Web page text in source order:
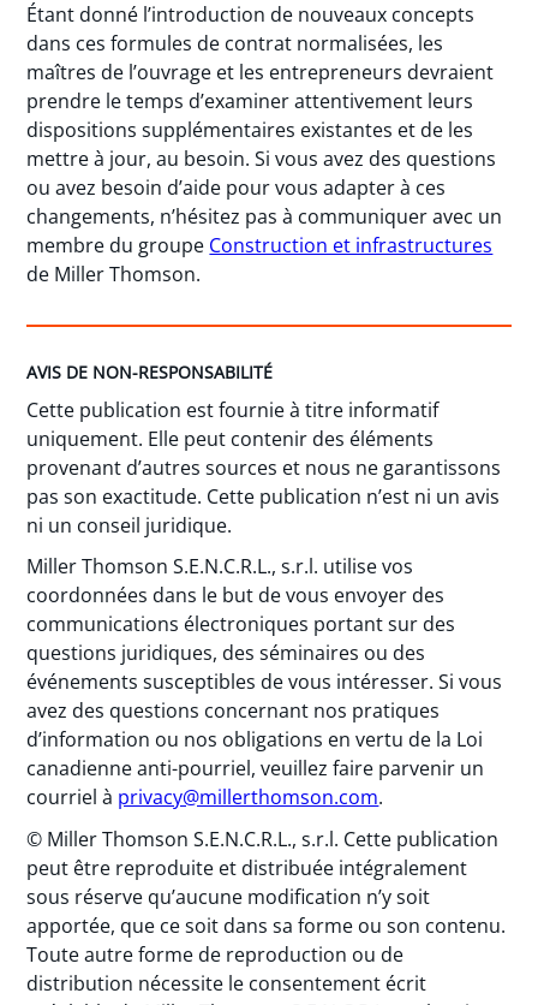
Étant donné l’introduction de nouveaux concepts
dans ces formules de contrat normalisées, les
maîtres de l’ouvrage et les entrepreneurs devraient
prendre le temps d’examiner attentivement leurs
dispositions supplémentaires existantes et de les
mettre à jour, au besoin. Si vous avez des questions
ou avez besoin d’aide pour vous adapter à ces
changements, n’hésitez pas à communiquer avec un
membre du groupe Construction et infrastructures
de Miller Thomson.
AVIS DE NON-RESPONSABILITÉ
Cette publication est fournie à titre informatif
uniquement. Elle peut contenir des éléments
provenant d’autres sources et nous ne garantissons
pas son exactitude. Cette publication n’est ni un avis
ni un conseil juridique.
Miller Thomson S.E.N.C.R.L., s.r.l. utilise vos
coordonnées dans le but de vous envoyer des
communications électroniques portant sur des
questions juridiques, des séminaires ou des
événements susceptibles de vous intéresser. Si vous
avez des questions concernant nos pratiques
d’information ou nos obligations en vertu de la Loi
canadienne anti-pourriel, veuillez faire parvenir un
courriel à privacy@millerthomson.com.
© Miller Thomson S.E.N.C.R.L., s.r.l. Cette publication
peut être reproduite et distribuée intégralement
sous réserve qu’aucune modification n’y soit
apportée, que ce soit dans sa forme ou son contenu.
Toute autre forme de reproduction ou de
distribution nécessite le consentement écrit